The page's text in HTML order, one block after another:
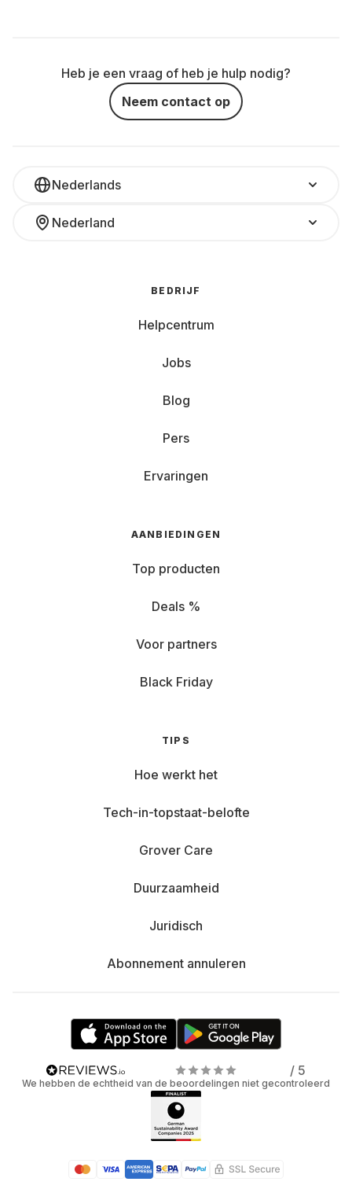
Heb je een vraag of heb je hulp nodig?
Neem contact op
Nederlands
Nederland
BEDRIJF
Helpcentrum
Jobs
Blog
Pers
Ervaringen
AANBIEDINGEN
Top producten
Deals %
Voor partners
Black Friday
TIPS
Hoe werkt het
Tech-in-topstaat-belofte
Grover Care
Duurzaamheid
Juridisch
Abonnement annuleren
/ 5
We hebben de echtheid van de beoordelingen niet gecontroleerd